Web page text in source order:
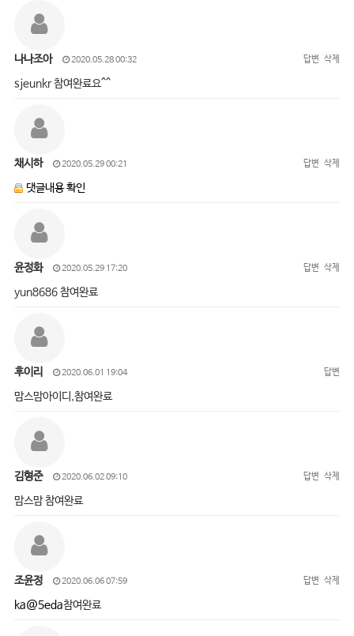
나나조아 2020.05.28 00:32 답변 삭제
sjeunkr 참여완료요^^
채시하 2020.05.29 00:21 답변 삭제
댓글내용 확인
윤정화 2020.05.29 17:20 답변 삭제
yun8686 참여완료
후이리 2020.06.01 19:04 답변
맘스맘아이디,참여완료
김형준 2020.06.02 09:10 답변 삭제
맘스맘 참여완료
조윤정 2020.06.06 07:59 답변 삭제
ka@5eda참여완료